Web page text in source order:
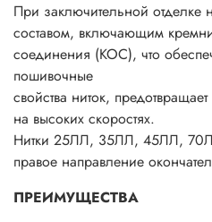
При заключительной отделке
составом, включающим
соединения (КОС), что
пошивочные
свойства ниток,
на высоких скоростях.
Нитки 25ЛЛ, 35ЛЛ, 45ЛЛ,
правое направление
ПРЕИМУЩЕСТВА